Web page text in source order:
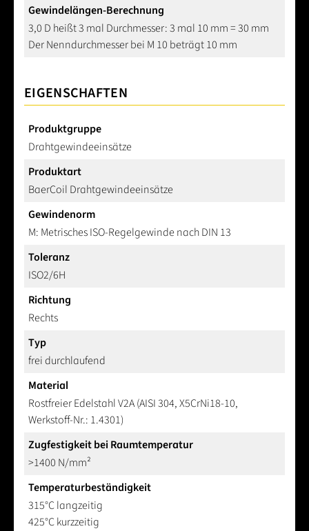
Gewindelängen-Berechnung
3,0 D heißt 3 mal Durchmesser: 3 mal 10 mm = 30 mm
Der Nenndurchmesser bei M 10 beträgt 10 mm
EIGENSCHAFTEN
Produktgruppe
Drahtgewindeeinsätze
Produktart
BaerCoil Drahtgewindeeinsätze
Gewindenorm
M: Metrisches ISO-Regelgewinde nach DIN 13
Toleranz
ISO2/6H
Richtung
Rechts
Typ
frei durchlaufend
Material
Rostfreier Edelstahl V2A (AISI 304, X5CrNi18-10,
Werkstoff-Nr.: 1.4301)
Zugfestigkeit bei Raumtemperatur
>1400 N/mm²
Temperaturbeständigkeit
315°C langzeitig
425°C kurzzeitig